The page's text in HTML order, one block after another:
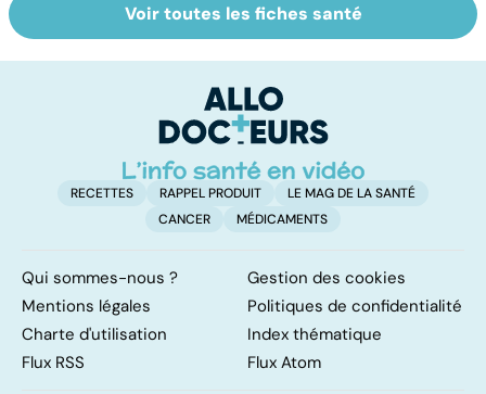
Qu'est-ce que le
coma ?
Vivre après un
coma
Voir toutes les fiches santé
RECETTES RAPPEL PRODUIT
LE MAG DE LA SANTÉ
CANCER
MÉDICAMENTS
Qui sommes-nous ?
Gestion des cookies
Mentions légales
Politiques de confidentialité
Charte d'utilisation
Index thématique
Flux RSS
Flux Atom